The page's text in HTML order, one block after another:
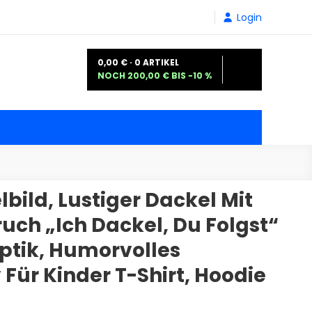
Login
0,00 € · 0 ARTIKEL
NOCH 200,00 € BIS −10 %
Lustiger Dackel Mit
„Ich Dackel, Du Folgst“
Humorvolles
Kinder T-Shirt, Hoodie